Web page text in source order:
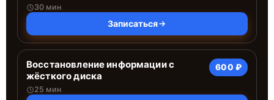
30 мин
Записаться
Восстановление информации с
жёсткого диска
25 мин
600 ₽